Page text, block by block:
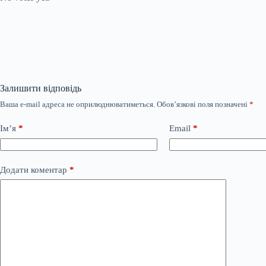
Залишити відповідь
Ваша e-mail адреса не оприлюднюватиметься. Обов’язкові поля позначені *
Ім’я * Email *
Додати коментар *